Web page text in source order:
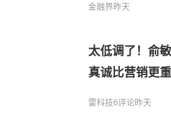
金融界昨天
太低调了！俞
真诚比营销更
雷科技6评论昨天